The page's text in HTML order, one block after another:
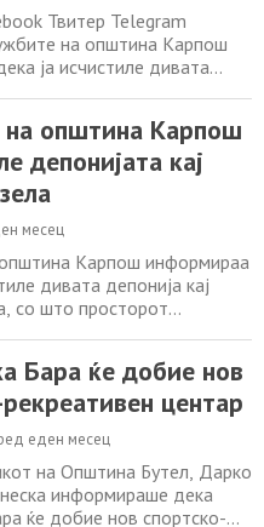
Твитер Telegram
на општина Карпош
ја исчистиле дивата
граѓаните. Од општината
секојдневните акции за
служби се во
на животната
за почиста
на општина Карпош
депонијата кај
месец
Карпош информираа
дивата депонија кај
со што просторот
акции за чистење на
се во насока на
на животната средина и
за почиста и поуредна
апелираа до сите
Бара ќе добие нов
центар
еден месец
на Општина Бутел, Дарко
информираше дека
ќе добие нов спортско-